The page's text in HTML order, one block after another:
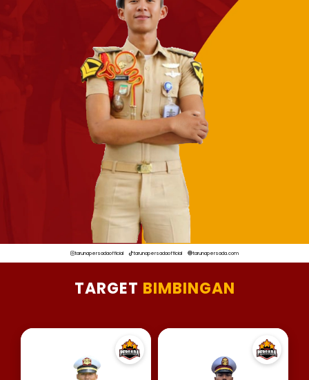
tarunapersadaofficial tarunapersadaofficial tarunapersada.com
TARGET BIMBINGAN